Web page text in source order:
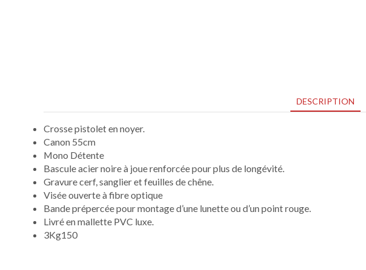
DESCRIPTION
Crosse pistolet en noyer.
Canon 55cm
Mono Détente
Bascule acier noire à joue renforcée pour plus de longévité.
Gravure cerf, sanglier et feuilles de chêne.
Visée ouverte à fibre optique
Bande prépercée pour montage d’une lunette ou d’un point rouge.
Livré en mallette PVC luxe.
3Kg150